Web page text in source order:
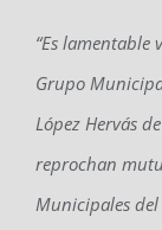
“Es lamentable
Grupo
López Hervás
reprochan
Municipales